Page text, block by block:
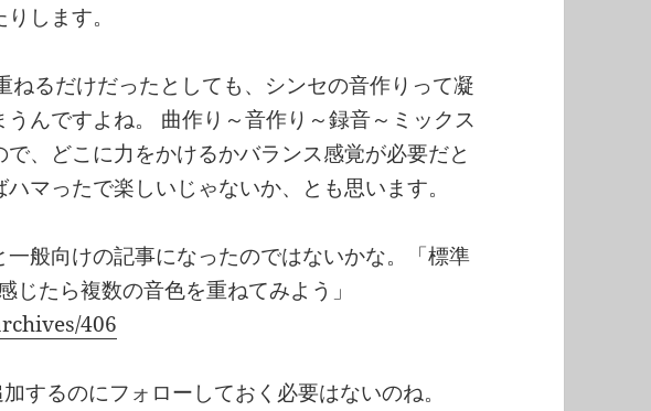
します。
ねるだけだったとしても、シンセの音作りって凝
うんですよね。 曲作り～音作り～録音～ミックス
、どこに力をかけるかバランス感覚が必要だと
マったで楽しいじゃないか、とも思います。
般向けの記事になったのではないかな。「標準
じたら複数の音色を重ねてみよう」
406
するのにフォローしておく必要はないのね。